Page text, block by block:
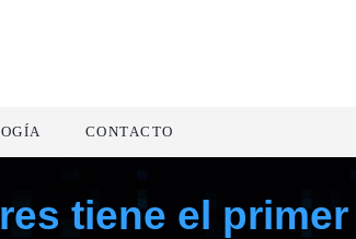
CONTACTO
tiene el